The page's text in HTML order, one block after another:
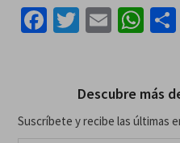
Facebook
Twitter
Email
Descubre más
Suscríbete y recibe las últimas